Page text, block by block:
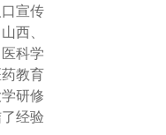
宣传
西、
科学
教育
研修
经验